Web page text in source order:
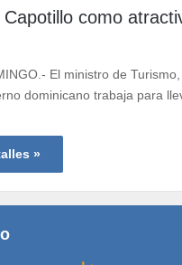
Capotillo como
El ministro de
dominicano trabaja para
»